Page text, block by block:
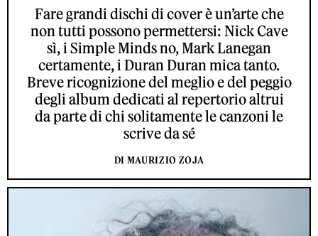
Fare grandi dischi di cover è un’arte che
non tutti possono permettersi: Nick Cave
sì, i Simple Minds no, Mark Lanegan
certamente, i Duran Duran mica tanto.
Breve ricognizione del meglio e del peggio
degli album dedicati al repertorio altrui
da parte di chi solitamente le canzoni le
scrive da sé
DI MAURIZIO ZOJA